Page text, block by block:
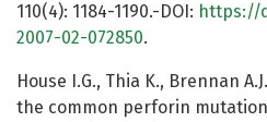
110(4): 1184-1190.-DOI: https://
2007-02-072850.
House I.G., Thia K., Brennan
the common perforin